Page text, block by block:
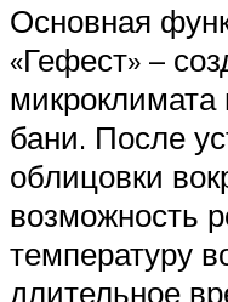
Основная
«Гефест» –
микроклимата
бани. После
облицовки
возможность
температуру
длительное